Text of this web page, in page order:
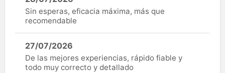
Sin esperas, eficacia máxima, más que
recomendable
27/07/2026
De las mejores experiencias, rápido fiable y
todo muy correcto y detallado